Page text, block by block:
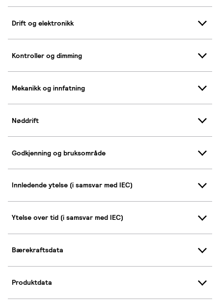
Drift og elektronikk
Kontroller og dimming
Mekanikk og innfatning
Nøddrift
Godkjenning og bruksområde
Innledende ytelse (i samsvar med IEC)
Ytelse over tid (i samsvar med IEC)
Bærekraftsdata
Produktdata